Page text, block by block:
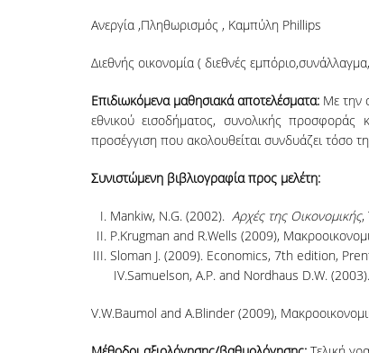
Ανεργία ,Πληθωρισμός , Καμπύλη Phillips
Διεθνής οικονομία ( διεθνές
Επιδιωκόμενα μαθησιακά αποτελέσματα: Με την
εθνικού εισοδήματος, συνολικής προσφοράς
προσέγγιση που ακολουθείται συνδυάζει τόσο
Συνιστώμενη βιβλιογραφία προς μελέτη:
Mankiw, Ν.G. (2002). Αρχές της Οικονομικής,
P.Krugman and R.Wells (2009),
Sloman J. (2009). Economics, 7th edition,
IV.Samuelson, A.P. and Nordhaus D.W.
V.W.Baumol and A.Blinder (2009),